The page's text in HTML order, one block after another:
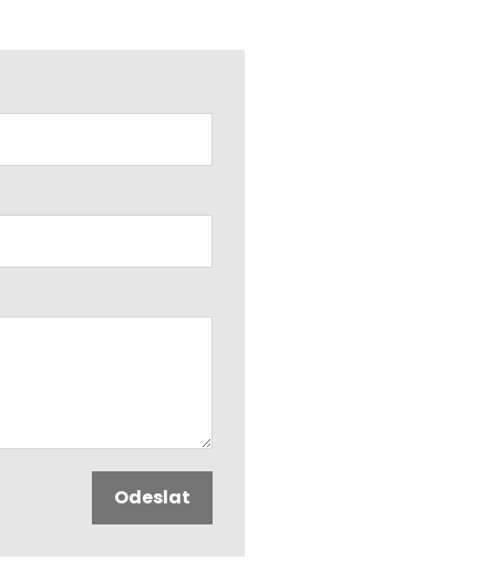
Odeslat